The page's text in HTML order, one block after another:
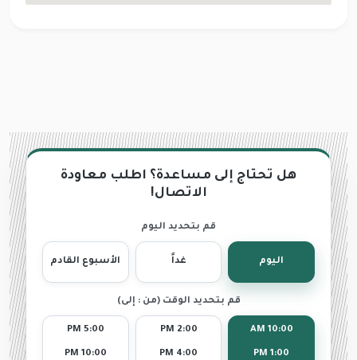
هل تحتاج إلى مساعدة؟ اطلب معاودة
الاتصال!
قم بتحديد اليوم
اليوم غداً الأسبوع القادم
قم بتحديد الوقت (من : إلى)
10:00 AM
1:00 PM
2:00 PM
4:00 PM
5:00 PM
10:00 PM